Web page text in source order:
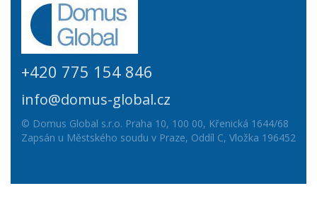
+420 775 154 846
info@domus-global.cz
© Domus Global s.r.o. Praha 10, 100 00, Křenická 1644/68
Zapsán u Městského soudu v Praze, Oddíl C, Vložka 196452